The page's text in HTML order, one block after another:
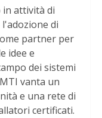
in attività di
di
partner per
idee e
dei sistemi
vanta un
e una rete di
certificati.